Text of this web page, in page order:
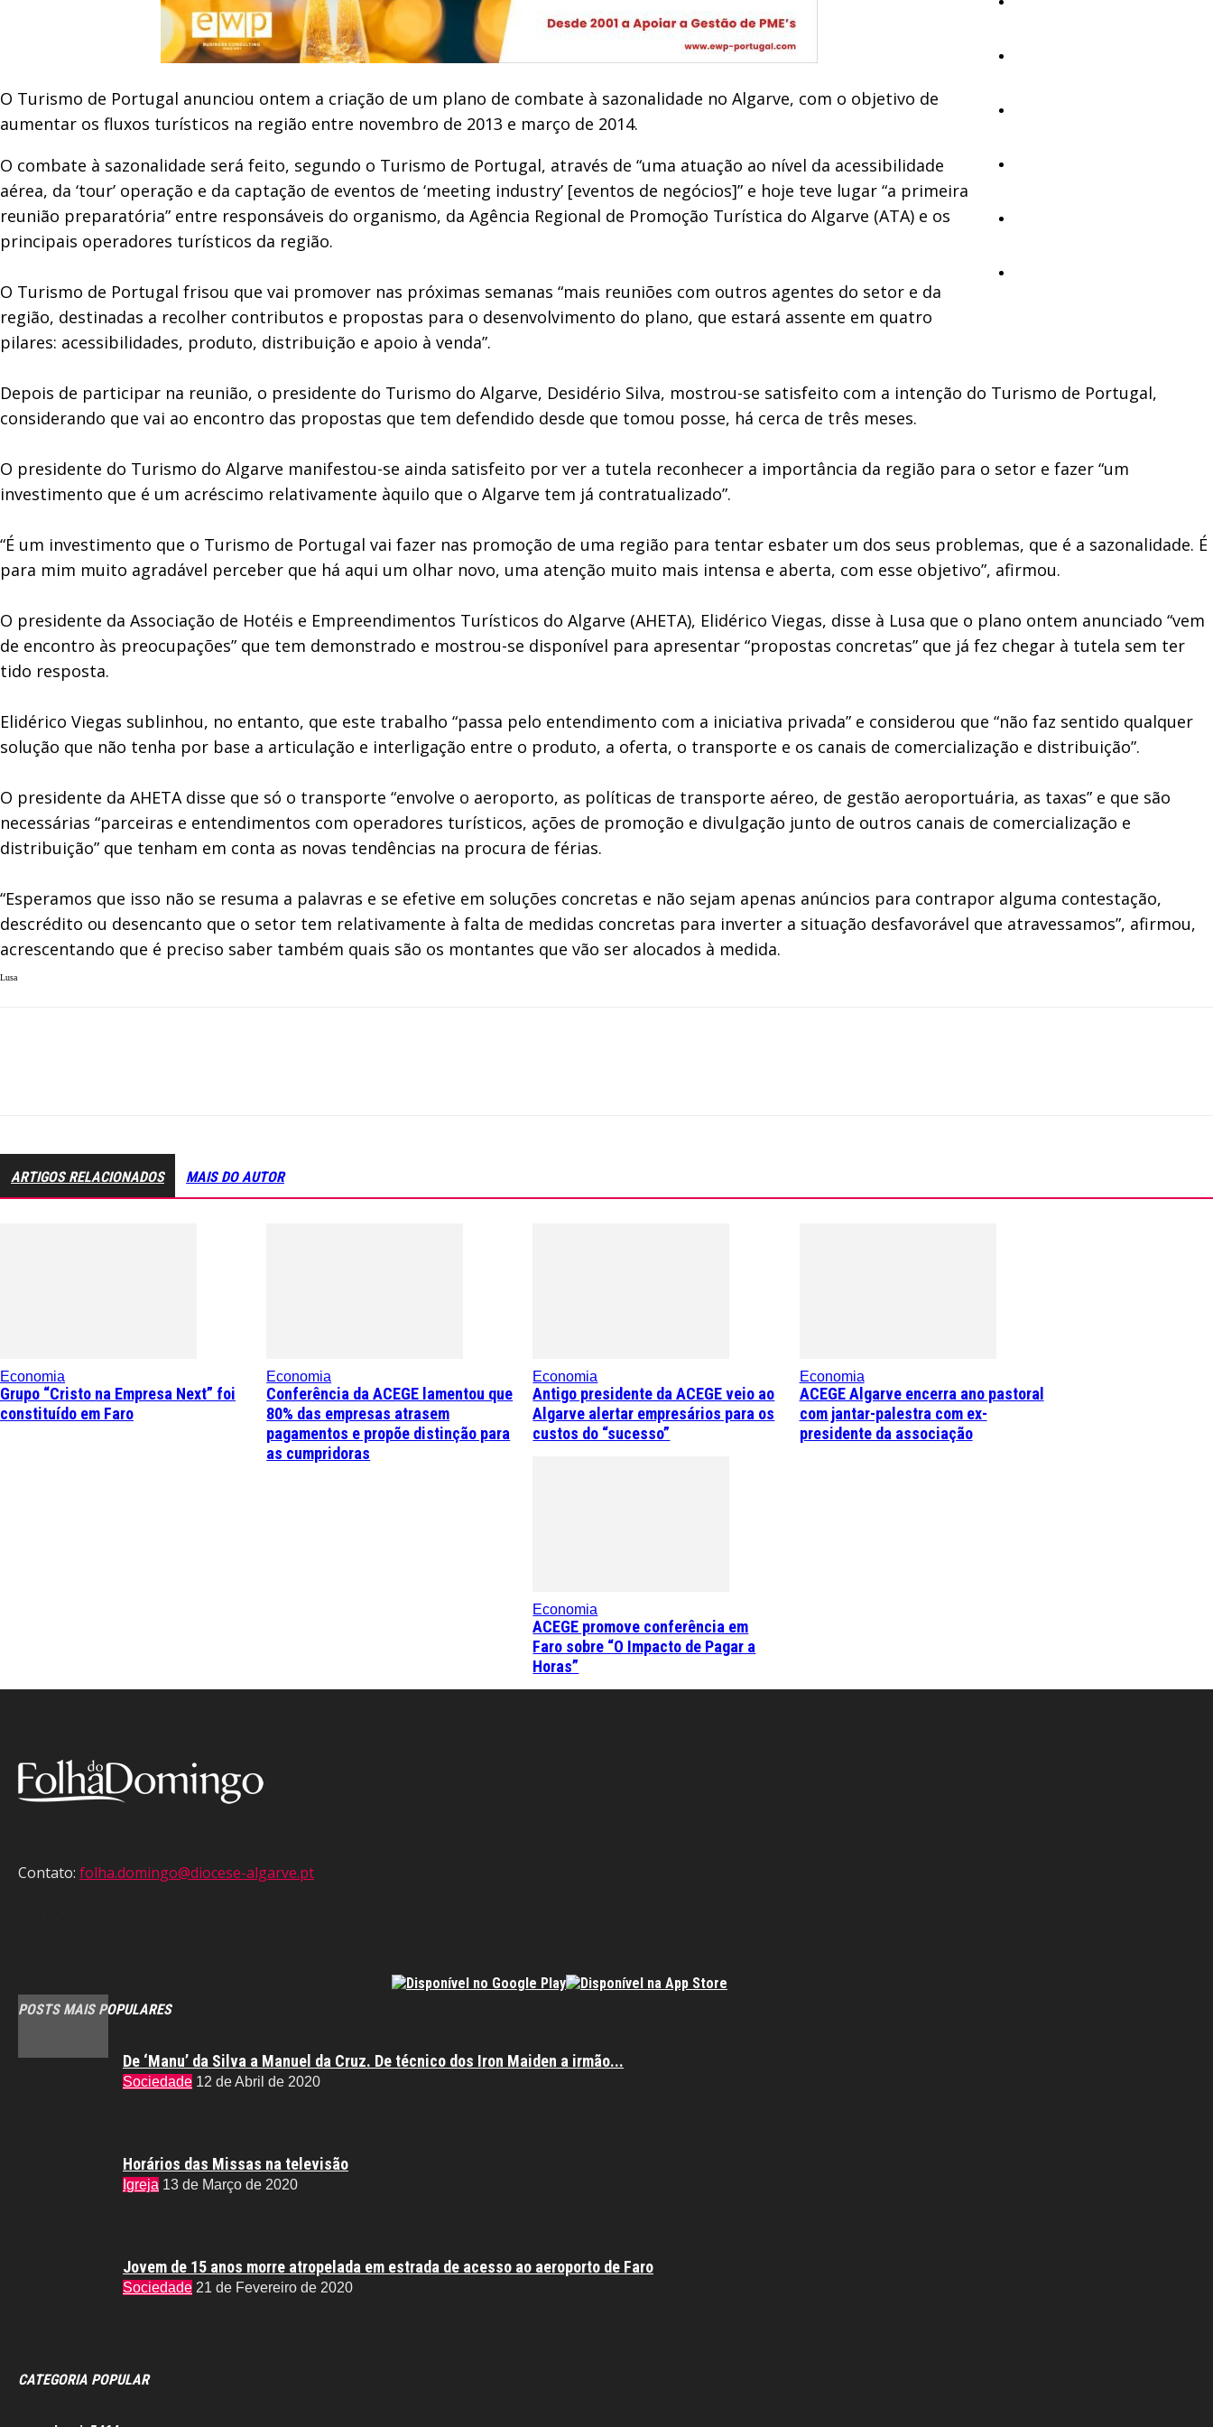
O Turismo de Portugal anunciou ontem a criação de um plano de combate à sazonalidade no Algarve, com o objetivo de
aumentar os fluxos turísticos na região entre novembro de 2013 e março de 2014.
O combate à sazonalidade será feito, segundo o Turismo de Portugal, através de “uma atuação ao nível da acessibilidade
aérea, da ‘tour’ operação e da captação de eventos de ‘meeting industry’ [eventos de negócios]” e hoje teve lugar “a primeira
reunião preparatória” entre responsáveis do organismo, da Agência Regional de Promoção Turística do Algarve (ATA) e os
principais operadores turísticos da região.
O Turismo de Portugal frisou que vai promover nas próximas semanas “mais reuniões com outros agentes do setor e da
região, destinadas a recolher contributos e propostas para o desenvolvimento do plano, que estará assente em quatro
pilares: acessibilidades, produto, distribuição e apoio à venda”.
Depois de participar na reunião, o presidente do Turismo do Algarve, Desidério Silva, mostrou-se satisfeito com a intenção do Turismo de Portugal,
considerando que vai ao encontro das propostas que tem defendido desde que tomou posse, há cerca de três meses.
O presidente do Turismo do Algarve manifestou-se ainda satisfeito por ver a tutela reconhecer a importância da região para o setor e fazer “um
investimento que é um acréscimo relativamente àquilo que o Algarve tem já contratualizado”.
“É um investimento que o Turismo de Portugal vai fazer nas promoção de uma região para tentar esbater um dos seus problemas, que é a sazonalidade. É
para mim muito agradável perceber que há aqui um olhar novo, uma atenção muito mais intensa e aberta, com esse objetivo”, afirmou.
O presidente da Associação de Hotéis e Empreendimentos Turísticos do Algarve (AHETA), Elidérico Viegas, disse à Lusa que o plano ontem anunciado “vem
de encontro às preocupações” que tem demonstrado e mostrou-se disponível para apresentar “propostas concretas” que já fez chegar à tutela sem ter
tido resposta.
Elidérico Viegas sublinhou, no entanto, que este trabalho “passa pelo entendimento com a iniciativa privada” e considerou que “não faz sentido qualquer
solução que não tenha por base a articulação e interligação entre o produto, a oferta, o transporte e os canais de comercialização e distribuição”.
O presidente da AHETA disse que só o transporte “envolve o aeroporto, as políticas de transporte aéreo, de gestão aeroportuária, as taxas” e que são
necessárias “parceiras e entendimentos com operadores turísticos, ações de promoção e divulgação junto de outros canais de comercialização e
distribuição” que tenham em conta as novas tendências na procura de férias.
“Esperamos que isso não se resuma a palavras e se efetive em soluções concretas e não sejam apenas anúncios para contrapor alguma contestação,
descrédito ou desencanto que o setor tem relativamente à falta de medidas concretas para inverter a situação desfavorável que atravessamos”, afirmou,
acrescentando que é preciso saber também quais são os montantes que vão ser alocados à medida.
Lusa
ARTIGOS RELACIONADOS MAIS DO AUTOR
Economia
Grupo “Cristo na Empresa Next” foi
constituído em Faro
Economia
Conferência da ACEGE lamentou que
80% das empresas atrasem
pagamentos e propõe distinção para
as cumpridoras
Economia
Antigo presidente da ACEGE veio ao
Algarve alertar empresários para os
custos do “sucesso”
Economia
ACEGE Algarve encerra ano pastoral
com jantar-palestra com ex-
presidente da associação
Economia
ACEGE promove conferência em
Faro sobre “O Impacto de Pagar a
Horas”
Contato: folha.domingo@diocese-algarve.pt
POSTS MAIS POPULARES
De ‘Manu’ da Silva a Manuel da Cruz. De técnico dos Iron Maiden a irmão...
Sociedade 12 de Abril de 2020
Horários das Missas na televisão
Igreja 13 de Março de 2020
Jovem de 15 anos morre atropelada em estrada de acesso ao aeroporto de Faro
Sociedade 21 de Fevereiro de 2020
CATEGORIA POPULAR